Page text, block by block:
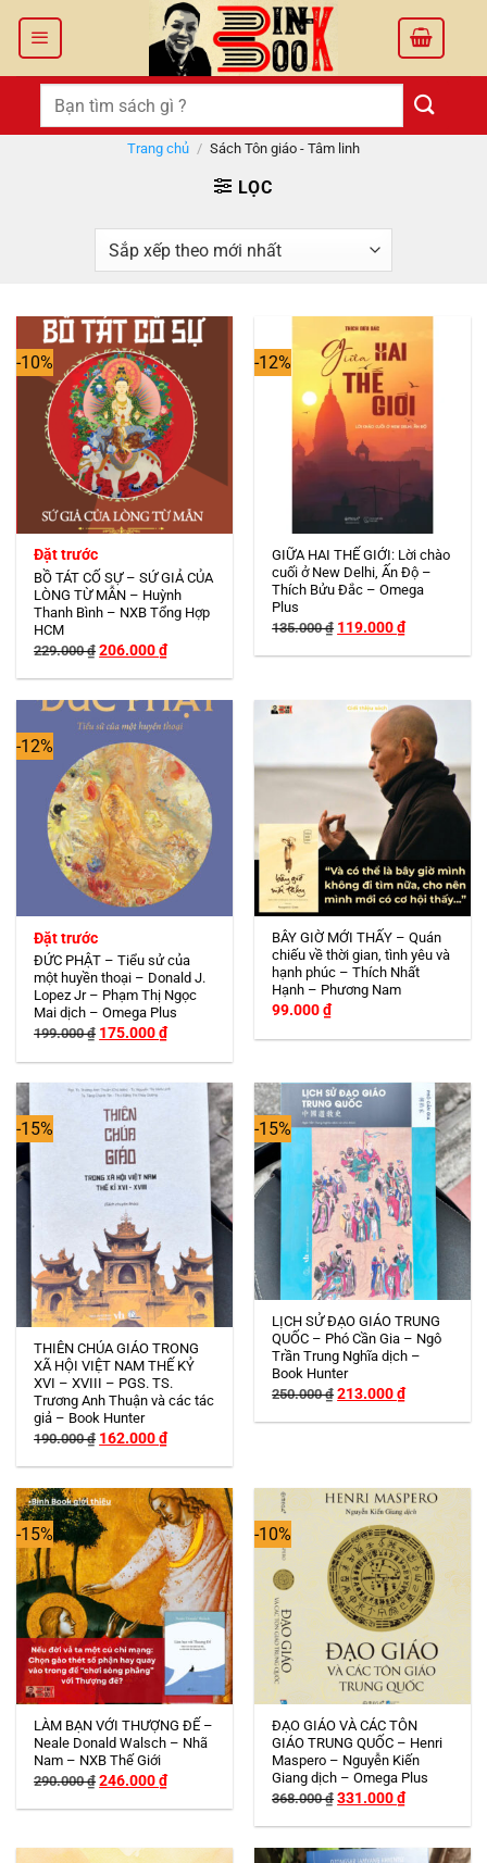
Tìm
kiếm:
Trang chủ / Sách Tôn giáo - Tâm linh
LỌC
-10%
Đặt trước
BỒ TÁT CỐ SỰ – SỨ GIẢ CỦA
LÒNG TỪ MẪN – Huỳnh
Thanh Bình – NXB Tổng Hợp
HCM
229.000₫Giá
gốc
là:
206.000₫Giá
hiện
tại
206.000 ₫.
-12%
GIỮA HAI THẾ GIỚI: Lời chào
cuối ở New Delhi, Ấn Độ –
Thích Bửu Đắc – Omega
Plus
135.000₫ Giá
gốc
là:
119.000₫Giá
hiện
tại
-12%
Đặt trước
ĐỨC PHẬT – Tiểu sử của
một huyền thoại – Donald J.
Lopez Jr – Phạm Thị Ngọc
Mai dịch – Omega Plus
199.000₫ Giá
gốc
là:
175.000₫Giá
hiện
tại
175.000 ₫.
BÂY GIỜ MỚI THẤY – Quán
chiếu về thời gian, tình yêu và
hạnh phúc – Thích Nhất
Hạnh – Phương Nam
99.000₫
-15%
Hết hàng
THIÊN CHÚA GIÁO TRONG
XÃ HỘI VIỆT NAM THẾ KỶ
XVI – XVIII – PGS. TS.
Trương Anh Thuận và các tác
giả – Book Hunter
190.000₫ Giá
gốc
là:
162.000₫Giá
hiện
tại
162.000 ₫.
-15%
LỊCH SỬ ĐẠO GIÁO TRUNG
QUỐC – Phó Cần Gia – Ngô
Trần Trung Nghĩa dịch –
Book Hunter
250.000₫Giá
gốc
là:
213.000₫Giá
hiện
tại
-15%
LÀM BẠN VỚI THƯỢNG ĐẾ –
Neale Donald Walsch – Nhã
Nam – NXB Thế Giới
290.000₫Giá
gốc
là:
246.000₫Giá
hiện
tại
-10%
ĐẠO GIÁO VÀ CÁC TÔN
GIÁO TRUNG QUỐC – Henri
Maspero – Nguyễn Kiến
Giang dịch – Omega Plus
368.000₫Giá
gốc
là:
331.000₫Giá
hiện
tại
331.000 ₫.